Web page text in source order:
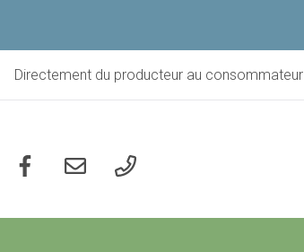
contenu
principal
Directement du producteur au consommateur